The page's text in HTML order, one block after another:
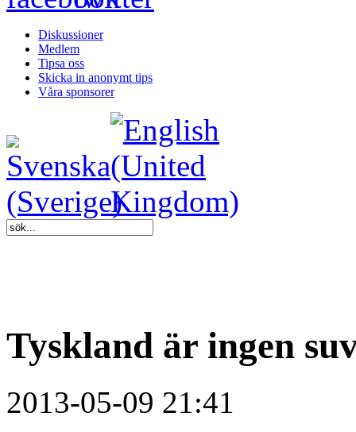
Diskussioner
Medlem
Tipsa oss
Skicka in anonymt tips
Våra sponsorer
Tyskland är ingen
2013-05-09 21:41